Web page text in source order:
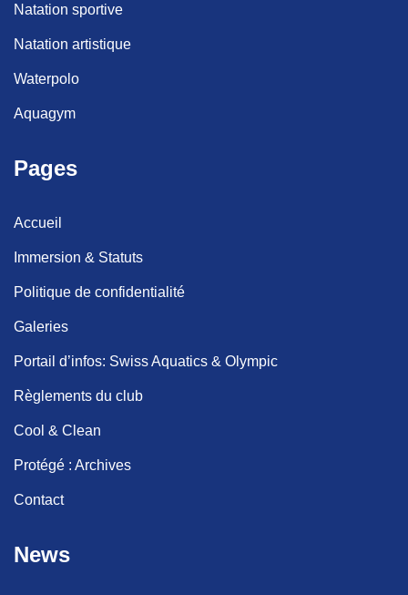
Natation sportive
Natation artistique
Waterpolo
Aquagym
Pages
Accueil
Immersion & Statuts
Politique de confidentialité
Galeries
Portail d’infos: Swiss Aquatics & Olympic
Règlements du club
Cool & Clean
Protégé : Archives
Contact
News